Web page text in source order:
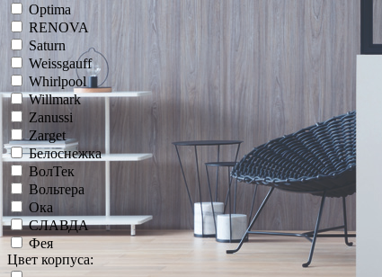
Optima
RENOVA
Saturn
Weissgauff
Whirlpool
Willmark
Zanussi
Zarget
Белоснежка
ВолТек
Вольтера
Ока
СЛАВДА
Фея
Цвет корпуса: